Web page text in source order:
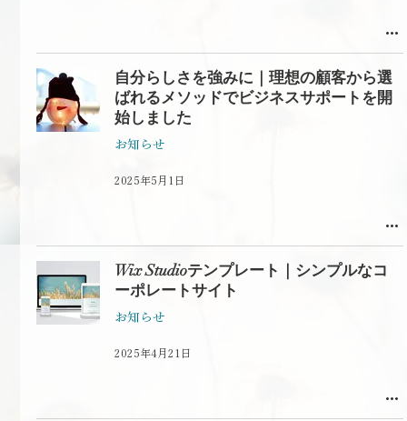
自分らしさを強みに｜理想の顧客から選
ばれるメソッドでビジネスサポートを開
始しました
お知らせ
2025年5月1日
Wix Studioテンプレート｜シンプルなコ
ーポレートサイト
お知らせ
2025年4月21日